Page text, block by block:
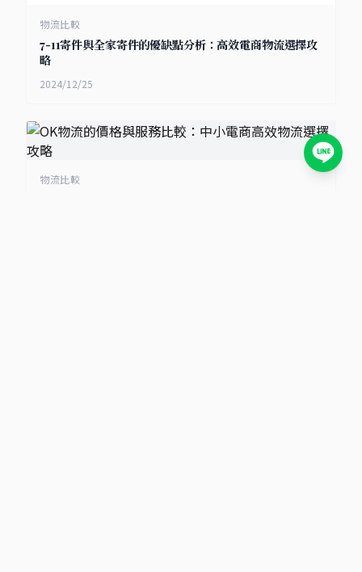
物流比較
7-11寄件與全家寄件的優缺點分析：高效電商物流選擇攻
略
2024/12/25
物流比較